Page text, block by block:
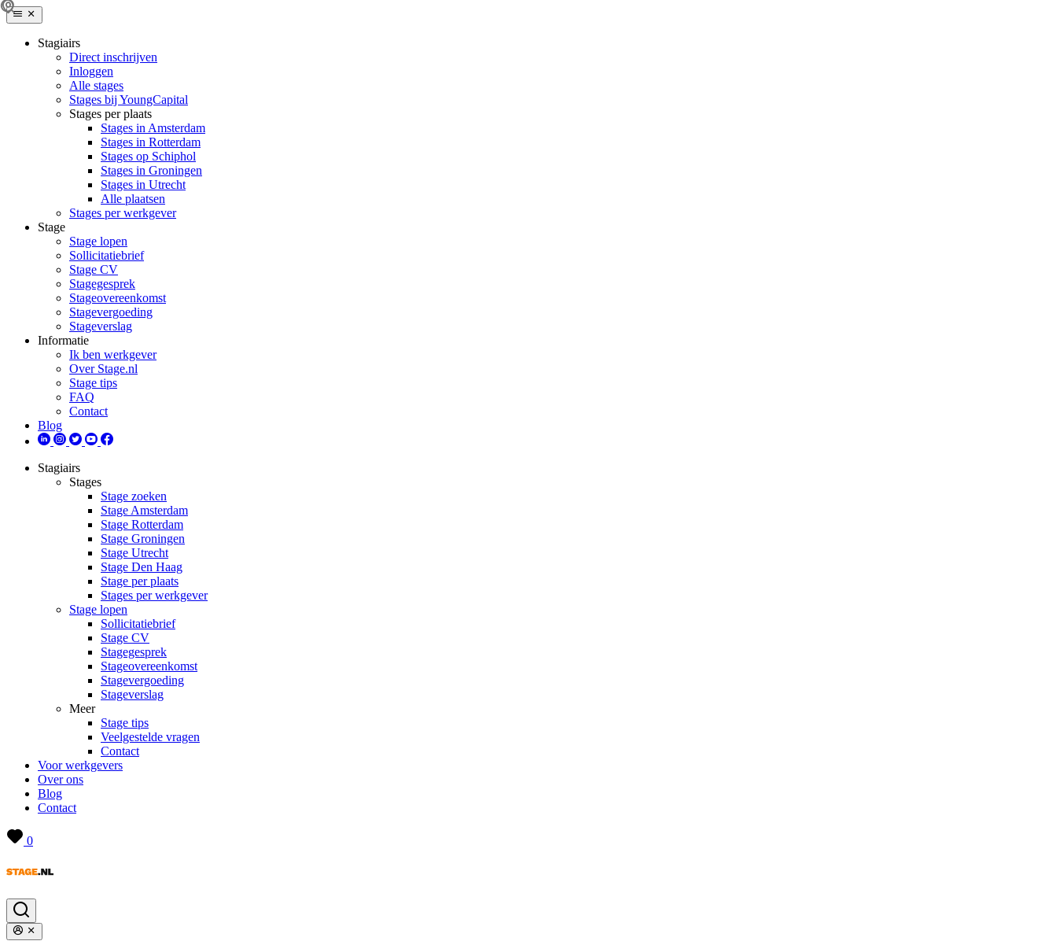
Stagiairs
Direct inschrijven
Inloggen
Alle stages
Stages bij YoungCapital
Stages per plaats
Stages in Amsterdam
Stages in Rotterdam
Stages op Schiphol
Stages in Groningen
Stages in Utrecht
Alle plaatsen
Stages per werkgever
Stage
Stage lopen
Sollicitatiebrief
Stage CV
Stagegesprek
Stageovereenkomst
Stagevergoeding
Stageverslag
Informatie
Ik ben werkgever
Over Stage.nl
Stage tips
FAQ
Contact
Blog
Stagiairs
Stages
Stage zoeken
Stage Amsterdam
Stage Rotterdam
Stage Groningen
Stage Utrecht
Stage Den Haag
Stage per plaats
Stages per werkgever
Stage lopen
Sollicitatiebrief
Stage CV
Stagegesprek
Stageovereenkomst
Stagevergoeding
Stageverslag
Meer
Stage tips
Veelgestelde vragen
Contact
Voor werkgevers
Over ons
Blog
Contact
0